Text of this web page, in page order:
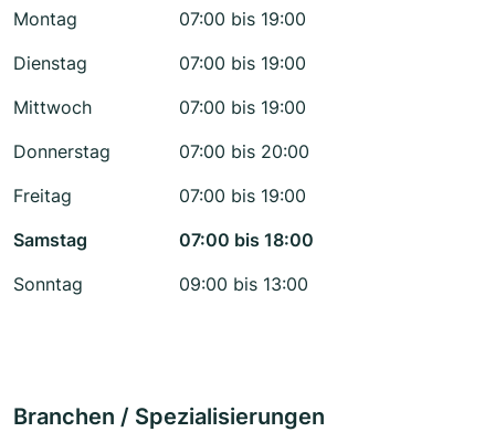
Montag
07:00 bis 19:00
Dienstag
07:00 bis 19:00
Mittwoch
07:00 bis 19:00
Donnerstag
07:00 bis 20:00
Freitag
07:00 bis 19:00
Samstag
07:00 bis 18:00
Sonntag
09:00 bis 13:00
Branchen / Spezialisierungen